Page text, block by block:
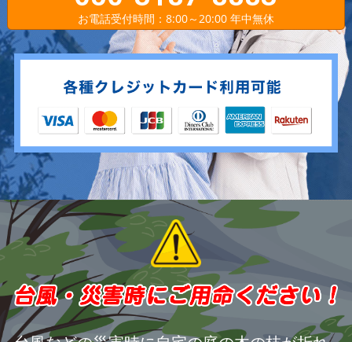
お電話受付時間：8:00～20:00 年中無休